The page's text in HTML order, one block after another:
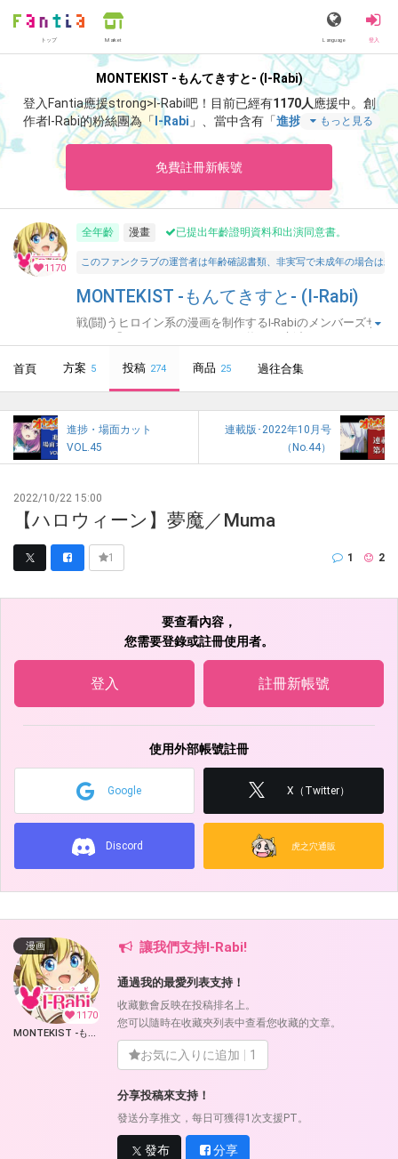
トップ Market Language 登入
MONTEKIST -もんてきすと- (I-Rabi)
登入Fantia應援strong>I-Rabi吧！ 目前已經有1170人 應援中。 創
作者I-Rabi的粉絲團為「 I-Rabi 」、當中含有「進捗・場面カット
VOL.90」等非常獨特的內容滿足您的視覺感官享受。
もっと見る
免費註冊新帳號
1170
全年齡 漫畫 已提出年齡證明資料和出演同意書。
このファンクラブの運営者は年齢確認書類、非実写で未成年の場合は
MONTEKIST -もんてきすと- (I-Rabi)
戦(闘)うヒロイン系の漫画を制作するI-Rabiのメンバーズサ
首頁 方案 5 投稿 274 商品 25 過往合集
進捗・場面カット
VOL.45
連載版･2022年10月号
（No.44）
2022/10/22 15:00
【ハロウィーン】夢魔／Muma
1 1 2
要查看內容，
您需要登錄或註冊使用者。
登入 註冊新帳號
使用外部帳號註冊
Google X（Twitter）
Discord 虎之穴通販
1170
漫画
MONTEKIST -もんてきすと- (I-Rabi)
讓我們支持I-Rabi!
通過我的最愛列表支持！
收藏數會反映在投稿排名上。
您可以隨時在收藏夾列表中查看您收藏的文章。
お気に入りに追加 1
分享投稿來支持！
發送分享推文，每日可獲得1次支援PT。
發布 分享